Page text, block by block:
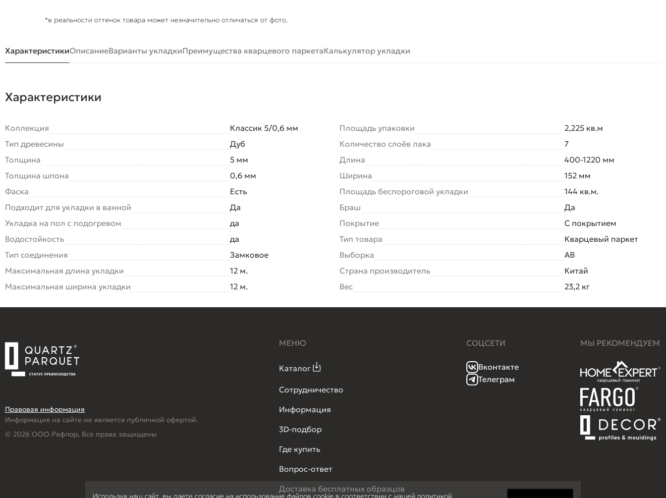
*в реальности оттенок товара может незначительно отличаться от фото.
ХарактеристикиОписаниеВарианты укладкиПреимущества кварцевого паркетаКалькулятор укладки
Характеристики
Коллекция
Классик 5/0,6 мм
Тип древесины
Дуб
Толщина
5 мм
Толщина шпона
0,6 мм
Фаска
Есть
Подходит для укладки в ванной
Да
Укладка на пол c подогревом
да
Водостойкость
да
Тип соединения
Замковое
Максимальная длина укладки
12 м.
Максимальная ширина укладки
12 м.
Площадь упаковки
2,225 кв.м
Количество слоёв лака
7
Длина
400-1220 мм
Ширина
152 мм
Площадь беспороговой укладки
144 кв.м.
Браш
Да
Покрытие
С покрытием
Тип товара
Кварцевый паркет
Выборка
AB
Страна производитель
Китай
Вес
23,2 кг
Правовая информация
Информация на сайте не является публичной офертой.
© 2026 ООО Рефлор, Все права защищены
МЕНЮ
Каталог
Сотрудничество
Информация
3D-подбор
Где купить
Вопрос-ответ
Доставка бесплатных образцов
СОЦСЕТИ
Вконтакте
Телеграм
МЫ РЕКОМЕНДУЕМ
Используя наш сайт, вы даете согласие на использование файлов cookie в соответствии с нашей политикой